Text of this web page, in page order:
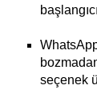
seçenek